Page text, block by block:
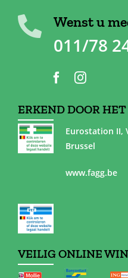
Wenst u
011/78
ERKEND DOOR HET
Eurostation II,
Brussel
www.fagg.be
VEILIG ONLINE